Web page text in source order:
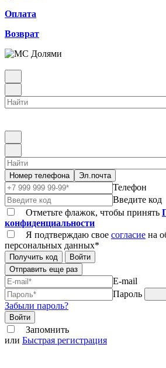
Оплата
Возврат
Номер телефона Эл.почта
Телефон
Введите код
Отметьте флажок, чтобы принять
конфиденциальности
Я подтверждаю свое согласие на
персональных данных*
Получить код
Войти
Отправить еще раз
E-mail
Пароль
Забыли пароль?
Войти
Запомнить
или Быстрая регистрация